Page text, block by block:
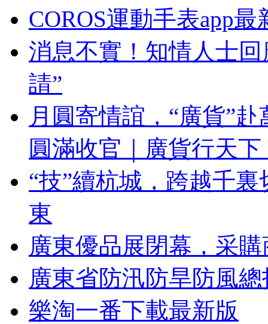
COROS運動手表app最
消息不實！知情人士
請”
月圓寄情誼，“廣貨”
圓滿收官｜廣貨行天
“技”續杭城，跨越千
東
廣東優品展閉幕，采購
廣東省防汛防旱防風
樂淘一番下載最新版